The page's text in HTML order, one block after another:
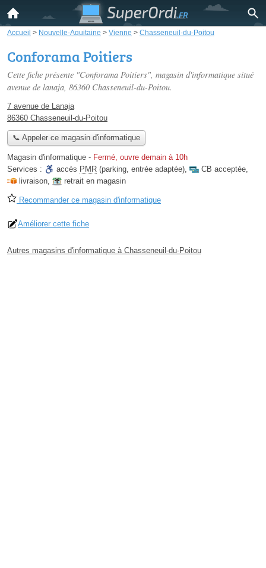
Accueil > Nouvelle-Aquitaine > Vienne > Chasseneuil-du-Poitou
Conforama Poitiers
Cette fiche présente "Conforama Poitiers", magasin d'informatique situé
avenue de lanaja, 86360 Chasseneuil-du-Poitou.
7 avenue de Lanaja
86360 Chasseneuil-du-Poitou
📞 Appeler ce magasin d'informatique
Magasin d'informatique - Fermé, ouvre demain à 10h
Services :
accès PMR (parking, entrée adaptée), CB acceptée,
livraison, retrait en magasin
Recommander ce magasin d'informatique
Améliorer cette fiche
Autres magasins d'informatique à Chasseneuil-du-Poitou